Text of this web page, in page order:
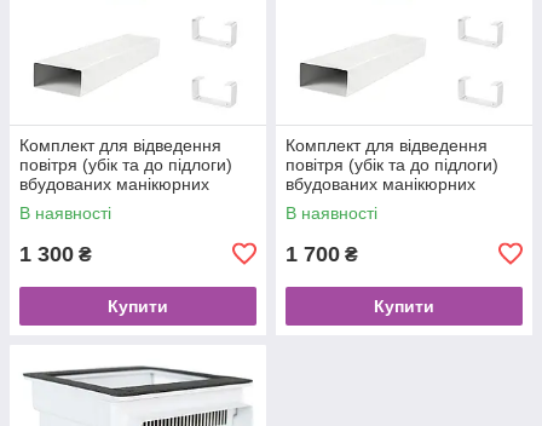
Комплект для відведення
повітря (убік та до підлоги)
вбудованих манікюрних
витяжок Teri Turbo / 800 (0,5
метра)
В наявності
1 300 ₴
Купити
Комплект для відведення
повітря (убік та до підлоги)
вбудованих манікюрних
витяжок Teri Turbo / 800 (1
метр)
В наявності
1 700 ₴
Купити